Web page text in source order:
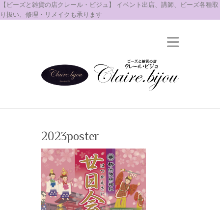
【ビーズと雑貨の店クレール・ビジュ】 イベント出店、講師、ビーズ各種取
り扱い、修理・リメイクも承ります
2023poster